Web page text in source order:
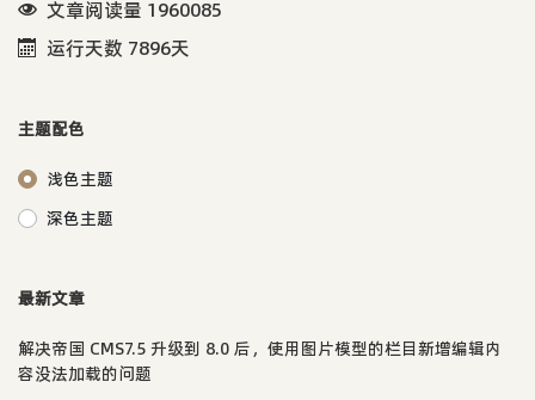
文章阅读量 1960085
运行天数 7896天
主题配色
浅色主题
深色主题
最新文章
解决帝国 CMS7.5 升级到 8.0 后，使用图片模型的栏目新增编辑内
容没法加载的问题